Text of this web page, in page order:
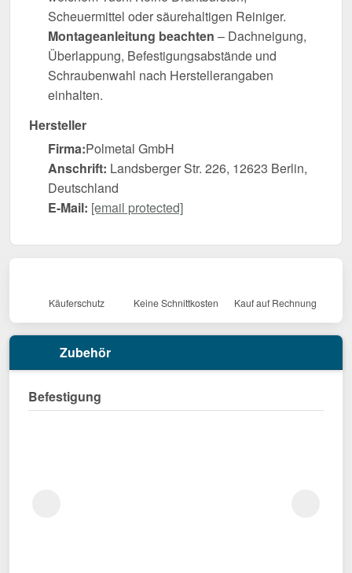
Scheuermittel oder säurehaltigen Reiniger.
Montageanleitung beachten – Dachneigung,
Überlappung, Befestigungsabstände und
Schraubenwahl nach Herstellerangaben
einhalten.
Hersteller
Firma:Polmetal GmbH
Anschrift: Landsberger Str. 226, 12623 Berlin,
Deutschland
E-Mail: [email protected]
Käuferschutz Keine Schnittkosten Kauf auf Rechnung
Zubehör
Befestigung